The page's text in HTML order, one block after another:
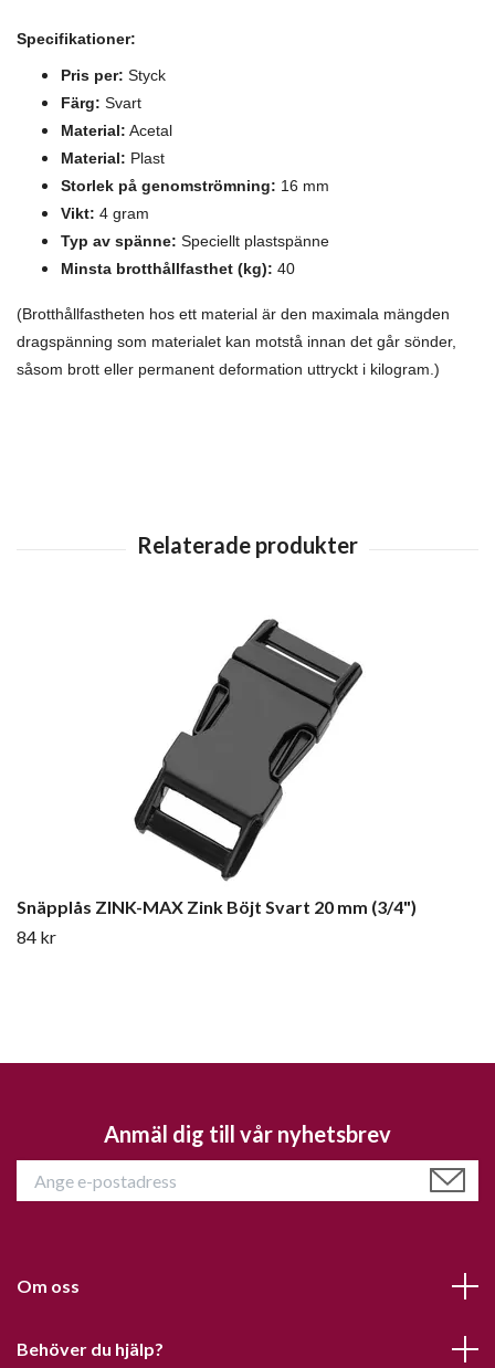
Specifikationer:
Pris per: Styck
Färg: Svart
Material: Acetal
Material: Plast
Storlek på genomströmning: 16 mm
Vikt: 4 gram
Typ av spänne: Speciellt plastspänne
Minsta brotthållfasthet (kg): 40
(Brotthållfastheten hos ett material är den maximala mängden
dragspänning som materialet kan motstå innan det går sönder,
såsom brott eller permanent deformation uttryckt i kilogram.)
Snäpplås ZINK-MAX Zink Böjt Svart 20 mm (3/4")
84 kr
Anmäl dig till vår nyhetsbrev
Om oss
Behöver du hjälp?